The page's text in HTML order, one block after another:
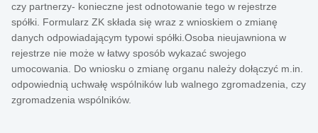
czy partnerzy- konieczne jest odnotowanie tego w rejestrze
spółki. Formularz ZK składa się wraz z wnioskiem o zmianę
danych odpowiadającym typowi spółki.Osoba nieujawniona w
rejestrze nie może w łatwy sposób wykazać swojego
umocowania. Do wniosku o zmianę organu należy dołączyć m.in.
odpowiednią uchwałę wspólników lub walnego zgromadzenia, czy
zgromadzenia wspólników.